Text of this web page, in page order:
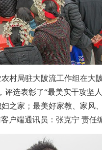
村局驻大陂流工作组在大
选表彰了“最美实干攻坚
之家；最美好家教、家风
户端通讯员：张克宁 责任